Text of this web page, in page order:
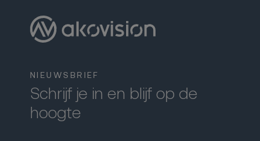
NIEUWSBRIEF
Schrijf je in en blijf op de
hoogte